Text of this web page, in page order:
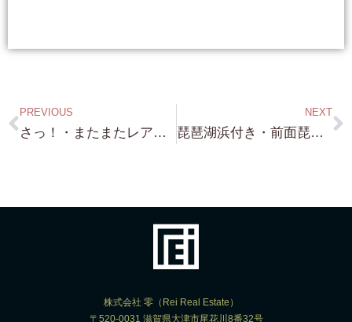
PREVIOUS
さっ！・またまたレア物・祇園新橋・新橋通り・由緒あるお茶屋さん・45,000万円・さらに！・祇園町南側・老舗旅館・20億円 普通では 買いたくても買えない・・そんな物件です。
NEXT
琵琶湖浜付き・前面琵琶湖・コンクリートスロープ付き・約145坪・大津市某所・市街化区域・建物建設可能！ボート降ろせます！
株式会社 零（Rei Real Estate）
〒520-0031 滋賀県大津市尾花川8番32号